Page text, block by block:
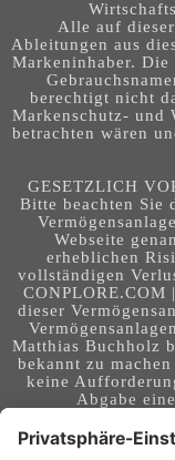
Alle auf
Ableitungen aus
Markeninhaber. Die
berechtigt nicht
Markenschutz- und
betrachten wären
GESETZLICH
Bitte beachten Sie
Webseite
erheblichen
vollständigen
dieser
Matthias Buchholz
bekannt zu
keine
Abgabe
über
internationales